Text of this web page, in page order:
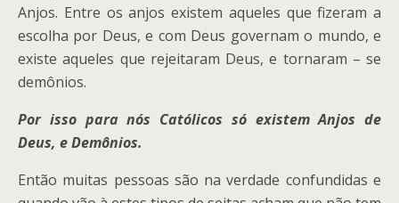
Anjos. Entre os anjos existem aqueles que fizeram a
escolha por Deus, e com Deus governam o mundo, e
existe aqueles que rejeitaram Deus, e tornaram – se
demônios.
Por isso para nós Católicos só existem Anjos de
Deus, e Demônios.
Então muitas pessoas são na verdade confundidas e